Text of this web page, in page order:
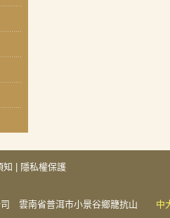
知 隱私權保護
司 雲南省普洱市小景谷鄉籠抗山 中